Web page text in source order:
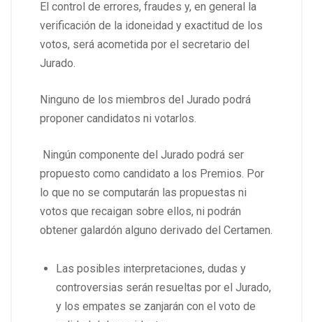
El control de errores, fraudes y, en general la
verificación de la idoneidad y exactitud de los
votos, será acometida por el secretario del
Jurado.
Ninguno de los miembros del Jurado podrá
proponer candidatos ni votarlos.
Ningún componente del Jurado podrá ser
propuesto como candidato a los Premios. Por
lo que no se computarán las propuestas ni
votos que recaigan sobre ellos, ni podrán
obtener galardón alguno derivado del Certamen.
Las posibles interpretaciones, dudas y
controversias serán resueltas por el Jurado,
y los empates se zanjarán con el voto de